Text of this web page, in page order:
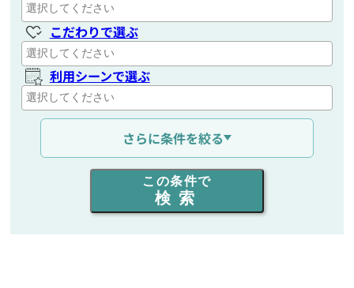
こだわりで選ぶ
利用シーンで選ぶ
通信距離を選ぶ
出力を選ぶ
同時通話人数を選ぶ
さらに条件を絞る
この条件で
検索